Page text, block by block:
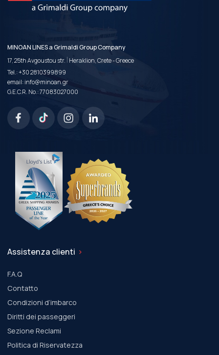
MINOAN LINES a Grimaldi Group Company
17, 25th Avgoustou str. | Heraklion, Crete - Greece
Tel.:+30 2810399899
email:info@minoan.gr
G.E.C.R. No.: 77083027000
Assistenza clienti
F.A.Q
Contatto
Condizioni d’imbarco
Diritti dei passeggeri
Sezione Reclami
Politica di Riservatezza